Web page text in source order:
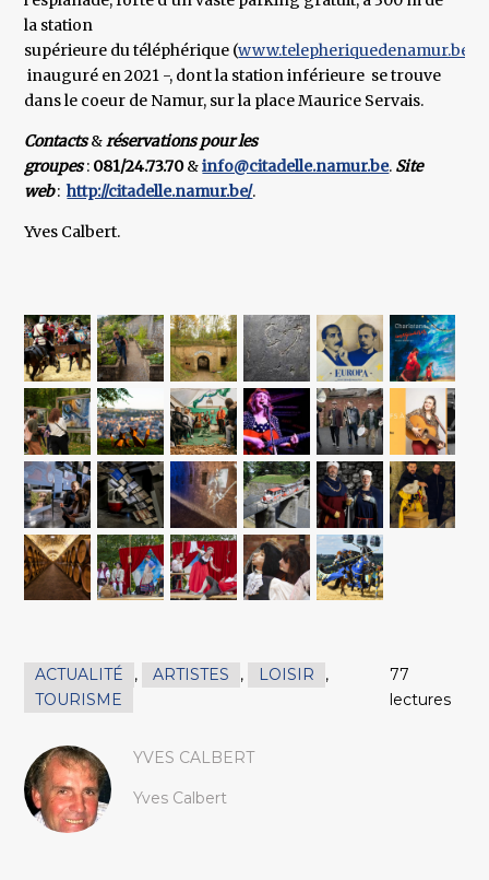
la station
supérieure du téléphérique (www.telepheriquedenamur.be
inauguré en 2021 -, dont la station inférieure se trouve
dans le coeur de Namur, sur la place Maurice Servais.
Contacts&réservations pour les
groupes: 081/24.73.70&info@citadelle.namur.be. Site
web:http://citadelle.namur.be/.
Yves Calbert.
ACTUALITÉ , ARTISTES , LOISIR
,
TOURISME
77
lectures
YVES CALBERT
Yves Calbert